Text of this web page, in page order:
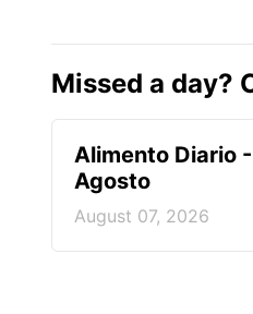
Missed a day?
Alimento Diario
Agosto
August 07, 2026